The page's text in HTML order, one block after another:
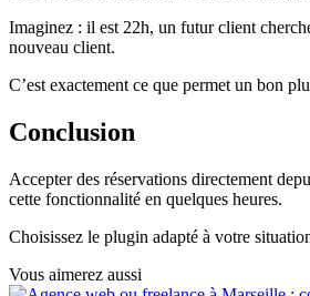
Imaginez : il est 22h, un futur client
nouveau client.
C’est exactement ce que permet un bon
Conclusion
Accepter des réservations directement
cette fonctionnalité en quelques heures.
Choisissez le plugin adapté à votre
Vous aimerez aussi